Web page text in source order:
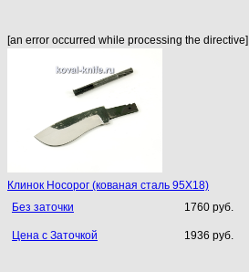
[an error occurred while processing the directive]
Клинок Носорог (кованая сталь 95Х18)
Без заточки
1760 руб.
Цена с Заточкой 1936 руб.